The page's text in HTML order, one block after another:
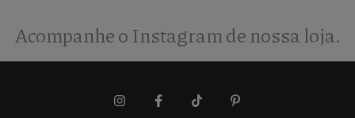
Acompanhe o Instagram de nossa loja.